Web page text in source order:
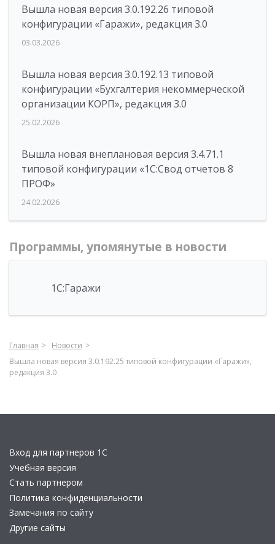
Вышла новая версия 3.0.192.26 типовой
конфигурации «Гаражи», редакция 3.0
03.03.2026
Вышла новая версия 3.0.192.13 типовой
конфигурации «Бухгалтерия некоммерческой
организации КОРП», редакция 3.0
25.02.2026
Вышла новая внеплановая версия 3.4.71.1
типовой конфигурации «1C:Свод отчетов 8
ПРОФ»
24.02.2026
Программы, упомянутые в новости
1С:Гаражи
Главная
Новости
Вышла новая версия 3.0.192.25 типовой конфигурации «Гаражи»,
редакция 3.0
Вход для партнеров 1С
Учебная версия
Стать партнером
Политика конфиденциальности
Замечания по сайту
Другие сайты